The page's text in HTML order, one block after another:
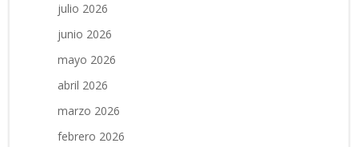
julio 2026
junio 2026
mayo 2026
abril 2026
marzo 2026
febrero 2026